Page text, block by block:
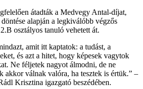
átadták a Medvegy Antal-díjat,
alapján a legkiválóbb végzős
osztályos tanuló vehetett át.
amit itt kaptatok: a tudást, a
és azt a hitet, hogy képesek vagytok
Ne féljetek nagyot álmodni, de ne
akkor válnak valóra, ha tesztek is értük.” –
Krisztina igazgató beszédében.